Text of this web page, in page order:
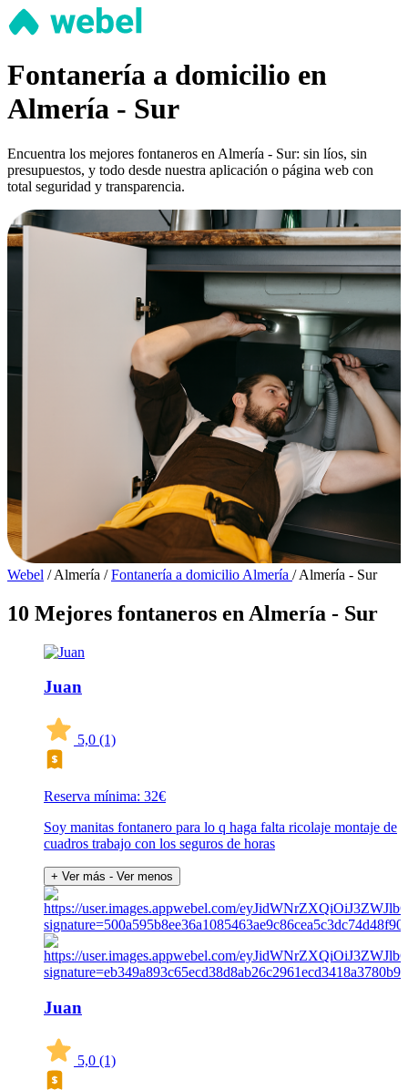
Fontanería a domicilio en
Almería - Sur
Encuentra los mejores fontaneros en Almería - Sur: sin líos, sin
presupuestos, y todo desde nuestra aplicación o página web con
total seguridad y transparencia.
Webel / Almería / Fontanería a domicilio Almería / Almería - Sur
10 Mejores fontaneros en Almería - Sur
Juan
5,0 (1)
Reserva mínima: 32€
Soy manitas fontanero para lo q haga falta ricolaje montaje de
cuadros trabajo con los seguros de horas
+ Ver más - Ver menos
Juan
5,0 (1)